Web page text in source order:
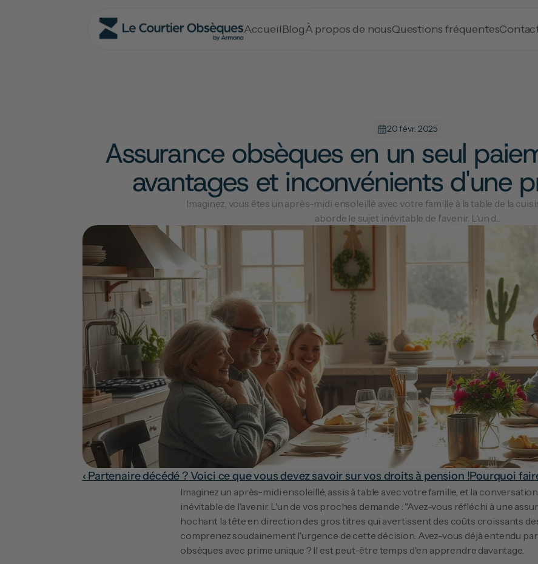
AccueilBlogÀ propos de nousQuestions fréquentes
20 févr. 2025
Assurance obsèques en un seul
avantages et inconvénients d'une
Imaginez, vous êtes un après-midi ensoleillé avec votre famille à la table de la
aborde le sujet inévitable de l'avenir. L'un d...
‹ Partenaire décédé ? Voici ce que vous devez savoir sur vos droits à pension !Pourquoi
Imaginez un après-midi ensoleillé, assis à table avec votre famille, et la
inévitable de l'avenir. L'un de vos proches demande : "Avez-vous réfléchi à une
hochant la tête en direction des gros titres qui avertissent des coûts croissants
comprenez soudainement l'urgence de cette décision. Avez-vous déjà entendu
obsèques avec prime unique ? Il est peut-être temps d'en apprendre davantage.